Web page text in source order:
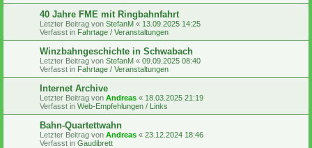
40 Jahre FME mit Ringbahnfahrt
Letzter Beitrag von StefanM « 13.09.2025 14:25
Verfasst in Fahrtage / Veranstaltungen
Winzbahngeschichte in Schwabach
Letzter Beitrag von StefanM « 09.09.2025 08:40
Verfasst in Fahrtage / Veranstaltungen
Internet Archive
Letzter Beitrag von Andreas « 18.03.2025 21:19
Verfasst in Web-Empfehlungen / Links
Bahn-Quartettwahn
Letzter Beitrag von Andreas « 23.12.2024 18:46
Verfasst in Gaudibrett